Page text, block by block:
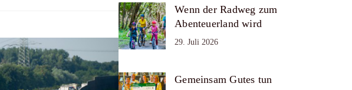
Wenn der Radweg zum
Abenteuerland wird
29. Juli 2026
Gemeinsam Gutes tun